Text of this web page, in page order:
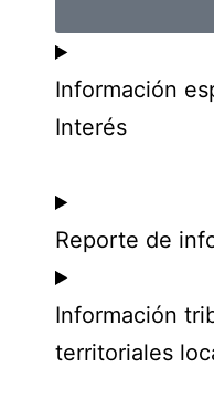
Información
Interés
Reporte de
Información
territoriales